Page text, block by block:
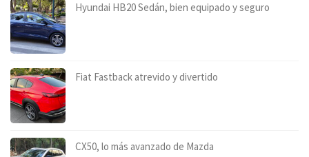
Hyundai HB20 Sedán, bien equipado y seguro
Fiat Fastback atrevido y divertido
CX50, lo más avanzado de Mazda